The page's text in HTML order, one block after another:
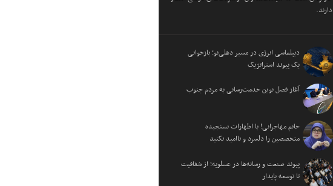
دارند.
دیپلماسی انرژی در مسیر دهلی‌نو؛ بازخوانی
یک پیوند استراتژیک
آغاز فصل نوین خدمت‌رسانی به مردم جنوب
خانم مهاجرانی! با اظهارات نسنجیده
متخصصین را دلسرد و ناامید نکنید
پیوند صنعت و رسانه‌ها در عسلویه؛ از شفافیت
تا توسعه پایدار